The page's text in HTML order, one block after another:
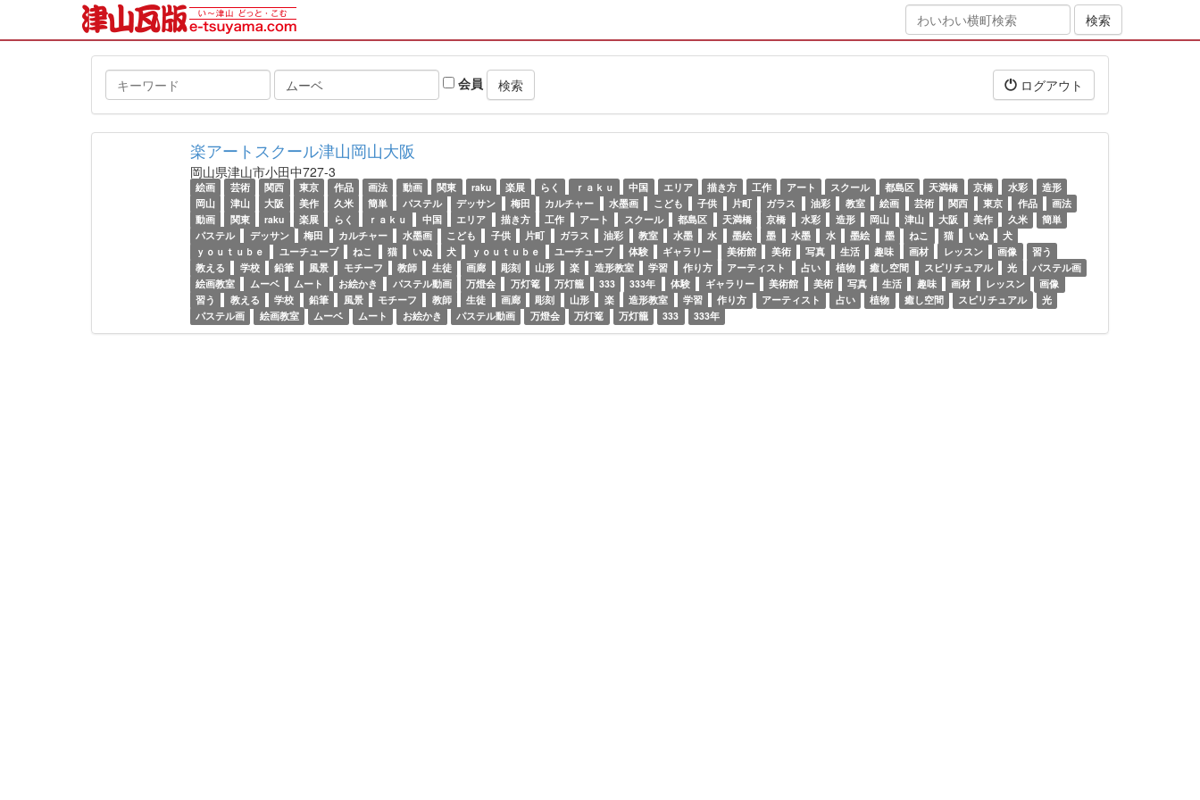
キ
ー
ワ
ー
タ
グ
会員 ログアウト
楽アートスクール津山岡山大阪
岡山県津山市小田中727-3
絵画 芸術 関西 東京 作品 画法 動画 関東 raku 楽展 らく ｒａｋｕ 中国 エリア 描き方 工作 アート スクール 都島区 天満橋 京橋 水彩
造形
岡山
津山 大阪 美作 久米 簡単 パステル デッサン 梅田 カルチャー 水墨画 こども 子供 片町 ガラス 油彩 教室 絵画 芸術 関西 東京 作品
画法
動画
関東 raku 楽展 らく ｒａｋｕ 中国 エリア 描き方 工作 アート スクール 都島区 天満橋 京橋 水彩 造形 岡山 津山 大阪 美作 久米
簡単
パステル
デッサン 梅田 カルチャー 水墨画 こども 子供 片町 ガラス 油彩 教室 水墨 水 墨絵 墨 水墨 水 墨絵 墨 ねこ 猫 いぬ
犬
ｙｏｕｔｕｂｅ
ユーチューブ ねこ 猫 いぬ 犬 ｙｏｕｔｕｂｅ ユーチューブ 体験 ギャラリー 美術館 美術 写真 生活 趣味 画材 レッスン 画像
習う
教える
学校 鉛筆 風景 モチーフ 教師 生徒 画廊 彫刻 山形 楽 造形教室 学習 作り方 アーティスト 占い 植物 癒し空間 スピリチュアル 光
パステル画
絵画教室
ムーベ ムート お絵かき パステル動画 万燈会 万灯篭 万灯籠 333 333年 体験 ギャラリー 美術館 美術 写真 生活 趣味 画材 レッスン
画像
習う
教える 学校 鉛筆 風景 モチーフ 教師 生徒 画廊 彫刻 山形 楽 造形教室 学習 作り方 アーティスト 占い 植物 癒し空間 スピリチュアル
光
パステル画
絵画教室 ムーベ ムート お絵かき パステル動画 万燈会 万灯篭 万灯籠 333 333年